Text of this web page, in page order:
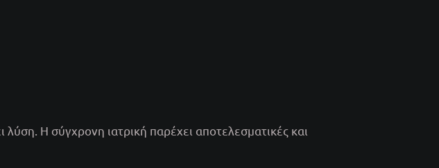
Η σύγχρονη ιατρική παρέχει αποτελεσματικές και